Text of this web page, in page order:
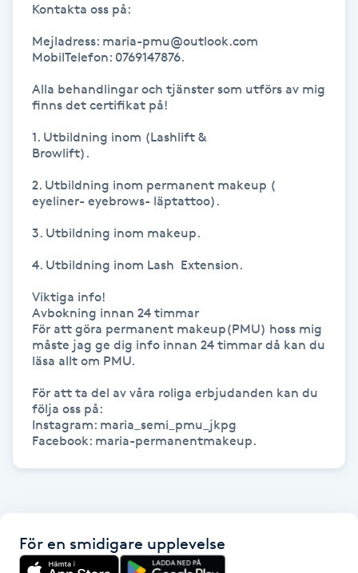
Herrklippning
HIFU
Hot Stone Massage
Hot yoga
Hudföryngring
Huduppstramning
Hyperhidros
Kontakta oss på:
Mejladress: maria-pmu@outlook.com
MobilTelefon: 0769147876.
Alla behandlingar och tjänster som utförs av mig
finns det certifikat på!
1. Utbildning inom (Lashlift &
Browlift).
2. Utbildning inom permanent makeup (
eyeliner- eyebrows- läptattoo).
3. Utbildning inom makeup.
4. Utbildning inom Lash  Extension.
Viktiga info!
Avbokning innan 24 timmar
För att göra permanent makeup(PMU) hoss mig
måste jag ge dig info innan 24 timmar då kan du
läsa allt om PMU.
För att ta del av våra roliga erbjudanden kan du
följa oss på:
Instagram: maria_semi_pmu_jkpg
För en smidigare upplevelse